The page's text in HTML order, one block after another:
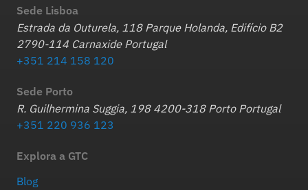
Sede Lisboa
Estrada da Outurela, 118 Parque Holanda, Edifício B2
2790-114 Carnaxide Portugal
+351 214 158 120
Sede Porto
R. Guilhermina Suggia, 198 4200-318 Porto Portugal
+351 220 936 123
Explora a GTC
Blog